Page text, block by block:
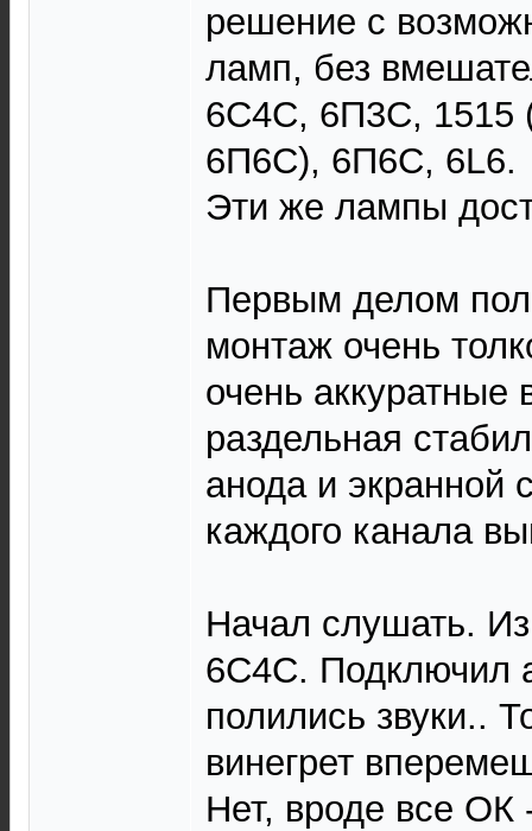
решение с
ламп, без
6С4С, 6П3С, 1515
6П6С), 6П6С, 6L6.
Эти же лампы
Первым делом
монтаж очень
очень аккуратные
раздельная
анода и экранной
каждого канала
Начал слушать.
6С4С. Подключил
полились звуки..
винегрет
Нет, вроде все ОК